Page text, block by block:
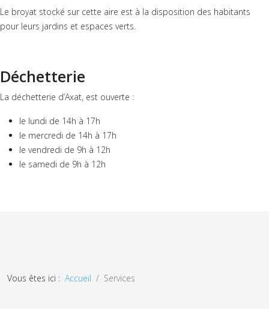
Le broyat stocké sur cette aire est à la disposition des habitants
pour leurs jardins et espaces verts.
Déchetterie
La déchetterie d’Axat, est ouverte :
le lundi de 14h à 17h
le mercredi de 14h à 17h
le vendredi de 9h à 12h
le samedi de 9h à 12h
Vous êtes ici : Accueil Services